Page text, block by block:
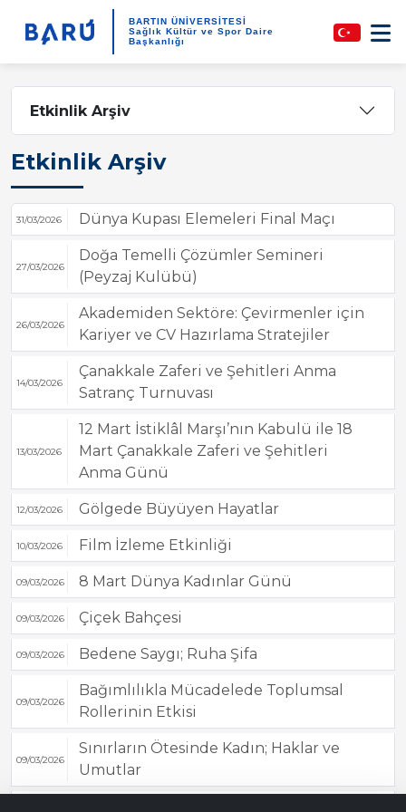
BARTIN ÜNİVERSİTESİ
Sağlık Kültür ve Spor Daire
Başkanlığı
Etkinlik Arşiv
Etkinlik Arşiv
31/03/2026 Dünya Kupası Elemeleri Final Maçı
27/03/2026
Doğa Temelli Çözümler Semineri
(Peyzaj Kulübü)
26/03/2026
Akademiden Sektöre: Çevirmenler için
Kariyer ve CV Hazırlama Stratejiler
14/03/2026
Çanakkale Zaferi ve Şehitleri Anma
Satranç Turnuvası
13/03/2026
12 Mart İstiklâl Marşı’nın Kabulü ile 18
Mart Çanakkale Zaferi ve Şehitleri
Anma Günü
12/03/2026 Gölgede Büyüyen Hayatlar
10/03/2026 Film İzleme Etkinliği
09/03/2026 8 Mart Dünya Kadınlar Günü
09/03/2026 Çiçek Bahçesi
09/03/2026 Bedene Saygı; Ruha Şifa
09/03/2026
Bağımlılıkla Mücadelede Toplumsal
Rollerinin Etkisi
09/03/2026
Sınırların Ötesinde Kadın; Haklar ve
Umutlar